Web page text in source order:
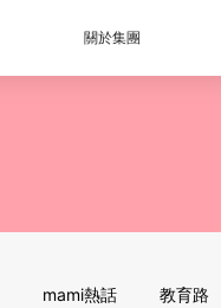
關於集團
mami熱話 教育路